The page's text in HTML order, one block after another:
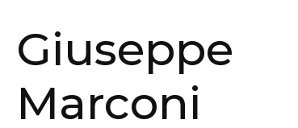
Giuseppe
Marconi